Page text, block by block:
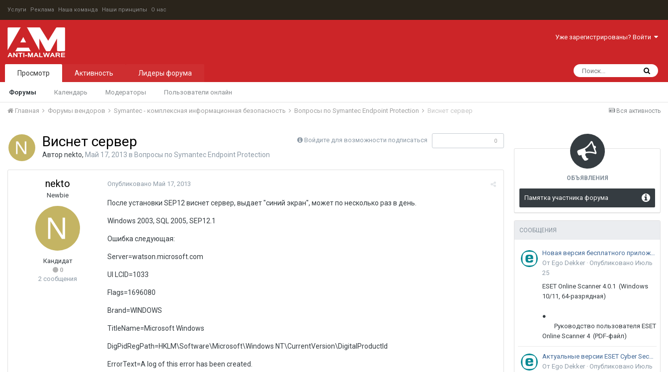
Услуги Реклама Наша команда Наши принципы О нас
Уже зарегистрированы? Войти
Просмотр
Форумы Календарь Модераторы Пользователи онлайн
Активность Лидеры форума
Вся активность
Главная Форумы вендоров Symantec - комплексная информационная безопасность Вопросы по Symantec Endpoint Protection Виснет сервер
Войдите для возможности подписаться 0
Виснет сервер
Автор nekto, Май 17, 2013 в Вопросы по Symantec Endpoint Protection
nekto
Newbie
Кандидат
0
2 сообщения
Опубликовано Май 17, 2013
После установки SEP12 виснет сервер, выдает "синий экран", может по несколько раз в день.
Windows 2003, SQL 2005, SEP12.1
Ошибка следующая:
Server=watson.microsoft.com
UI LCID=1033
Flags=1696080
Brand=WINDOWS
TitleName=Microsoft Windows
DigPidRegPath=HKLM\Software\Microsoft\Windows NT\CurrentVersion\DigitalProductId
ErrorText=A log of this error has been created.
ОБЪЯВЛЕНИЯ
Памятка участника форума
СООБЩЕНИЯ
Новая версия бесплатного приложения ESET Online Scanner доступна пользователям
От Ego Dekker · Опубликовано Июль
25
ESET Online Scanner 4.0.1 (Windows
10/11, 64-разрядная)
●
Руководство пользователя ESET
Online Scanner 4 (PDF-файл)
Актуальные версии ESET Cyber Security 9
От Ego Dekker · Опубликовано Июль